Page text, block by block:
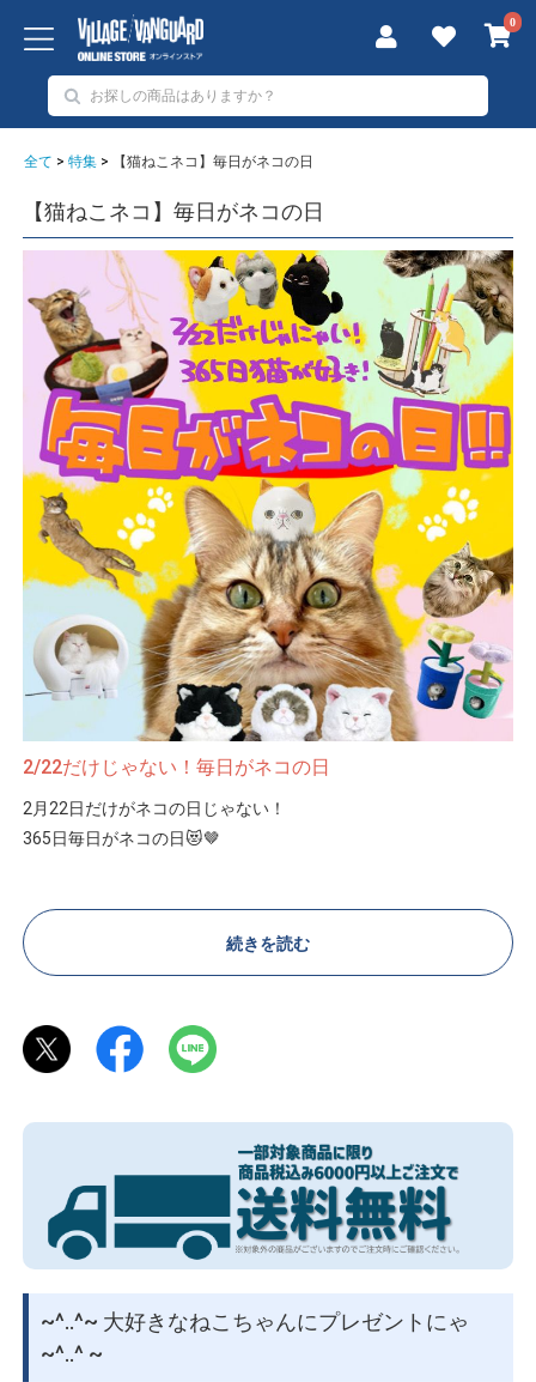
0
全て > 特集 > 【猫ねこネコ】毎日がネコの日
【猫ねこネコ】毎日がネコの日
2/22だけじゃない！毎日がネコの日
2月22日だけがネコの日じゃない！
365日毎日がネコの日😻🤎
肉球はぷよぷよで
気まぐれ気分屋で
2月22日は「ネコの日」だけど、ネコ好きにとっては毎日がネコ
の日。
毎日ネコのことで頭がいっぱい…
そんな感じでほぼネコの下僕と化しているのなら
続きを読む
~^..^~ 大好きなねこちゃんにプレゼントにゃ
~^..^ ~